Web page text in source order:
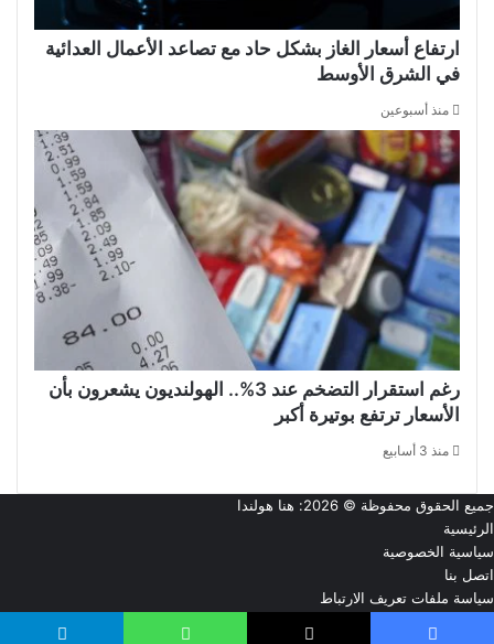
ارتفاع أسعار الغاز بشكل حاد مع تصاعد الأعمال العدائية
في الشرق الأوسط
منذ أسبوعين
رغم استقرار التضخم عند 3%.. الهولنديون يشعرون بأن
الأسعار ترتفع بوتيرة أكبر
منذ 3 أسابيع
جميع الحقوق محفوظة © 2026:
هنا هولندا
الرئيسية
سياسية الخصوصية
اتصل بنا
سياسة ملفات تعريف الارتباط